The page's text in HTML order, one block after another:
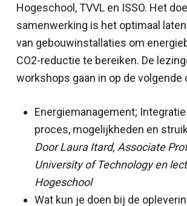
Hogeschool, TVVL en ISSO. Het
samenwerking is het optimaal
van gebouwinstallaties om
CO2-reductie te bereiken. De
workshops gaan in op de volgende
Energiemanagement;
proces, mogelijkheden en
Door Laura Itard, Associate
University of Technology en
Hogeschool
Wat kun je doen bij de